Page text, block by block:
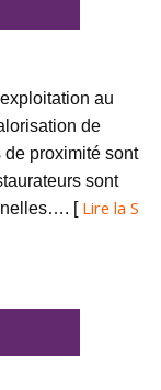
au
de
de proximité sont
sont
[ Lire la S